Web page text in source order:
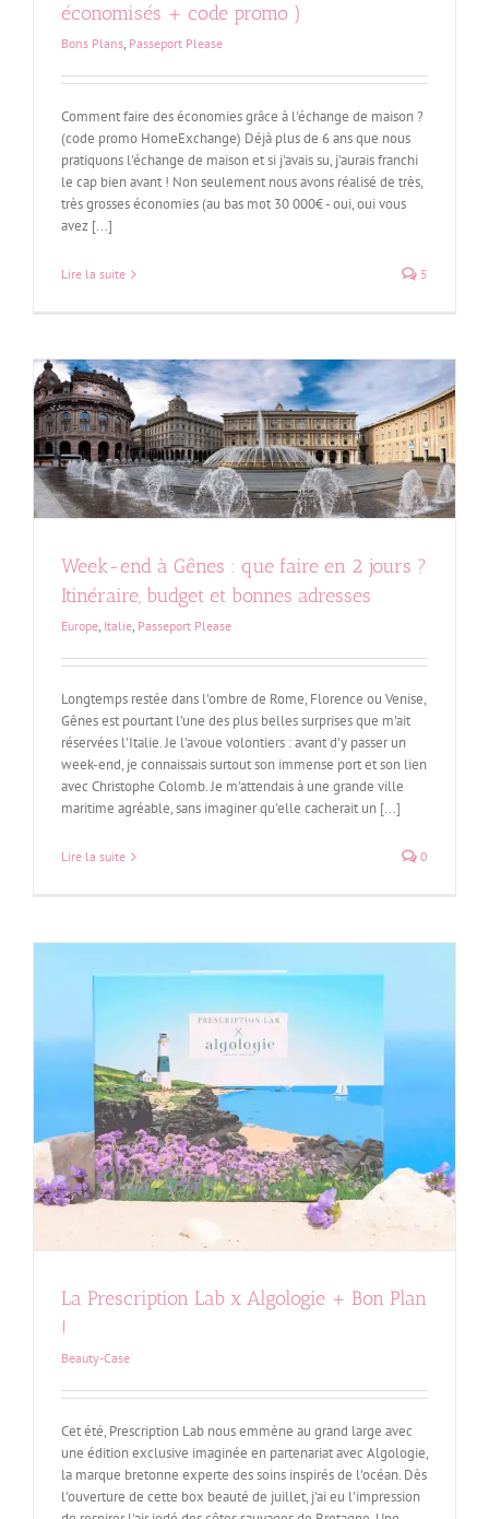
économisés + code promo )
Bons Plans, Passeport Please
Comment faire des économies grâce à l'échange de maison ?
(code promo HomeExchange) Déjà plus de 6 ans que nous
pratiquons l'échange de maison et si j'avais su, j'aurais franchi
le cap bien avant ! Non seulement nous avons réalisé de très,
très grosses économies (au bas mot 30 000€ - oui, oui vous
avez [...]
Lire la suite 5
Week-end à Gênes : que faire en 2 jours ?
Itinéraire, budget et bonnes adresses
Europe, Italie, Passeport Please
Longtemps restée dans l'ombre de Rome, Florence ou Venise,
Gênes est pourtant l'une des plus belles surprises que m'ait
réservées l'Italie. Je l'avoue volontiers : avant d'y passer un
week-end, je connaissais surtout son immense port et son lien
avec Christophe Colomb. Je m'attendais à une grande ville
maritime agréable, sans imaginer qu'elle cacherait un [...]
Lire la suite 0
La Prescription Lab x Algologie + Bon Plan
!
Beauty-Case
Cet été, Prescription Lab nous emmène au grand large avec
une édition exclusive imaginée en partenariat avec Algologie,
la marque bretonne experte des soins inspirés de l'océan. Dès
l'ouverture de cette box beauté de juillet, j'ai eu l'impression